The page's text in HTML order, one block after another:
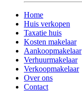
Home
Huis verkopen
Taxatie huis
Kosten makelaar
Aankoopmakelaar
Verhuurmakelaar
Verkoopmakelaar
Over ons
Contact